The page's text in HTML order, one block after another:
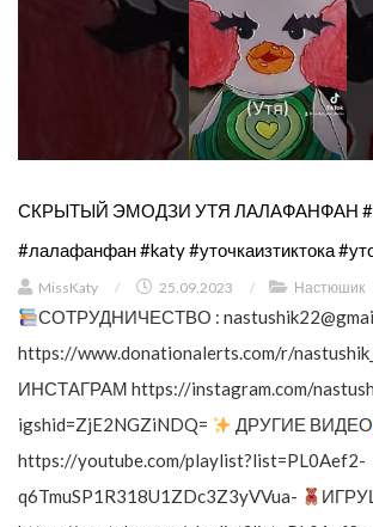
СКРЫТЫЙ ЭМОДЗИ УТЯ ЛАЛАФАНФАН
#лалафанфан #katy #уточкаизтиктока
MissKaty / 25.09.2023 / Настюшик
СОТРУДНИЧЕСТВО :
https://www.donationalerts.com/r/
ИНСТАГРАМ https://instagram.com/
igshid=ZjE2NGZiNDQ=
ДРУГИЕ ВИДЕО
https://youtube.com/playlist?list=PL0Aef2-
q6TmuSP1R318U1ZDc3Z3yVVua-